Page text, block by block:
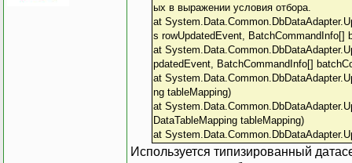
ых в выражении условия отбора.
at
s rowUpdatedEvent, BatchCommandInfo[]
at
pdatedEvent, BatchCommandInfo[]
at
ng tableMapping)
at
DataTableMapping tableMapping)
at
Используется типизированный